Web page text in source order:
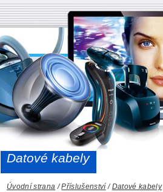
Datové kabely
Úvodní strana /Příslušenství /Datové kabely